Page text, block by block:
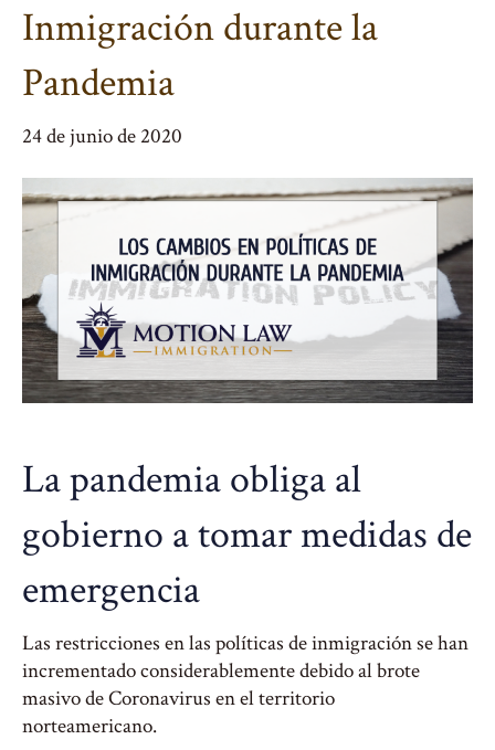
Inmigración durante la
Pandemia
24 de junio de 2020
La pandemia obliga al
gobierno a tomar medidas de
emergencia
Las restricciones en las políticas de inmigración se han
incrementado considerablemente debido al brote
masivo de Coronavirus en el territorio
norteamericano.